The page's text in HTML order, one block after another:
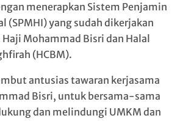
menerapkan Sistem Penjamin
(SPMHI) yang sudah dikerjakan
Haji Mohammad Bisri dan Halal
(HCBM).
antusias tawaran kerjasama
Bisri, untuk bersama-sama
dan melindungi UMKM dan